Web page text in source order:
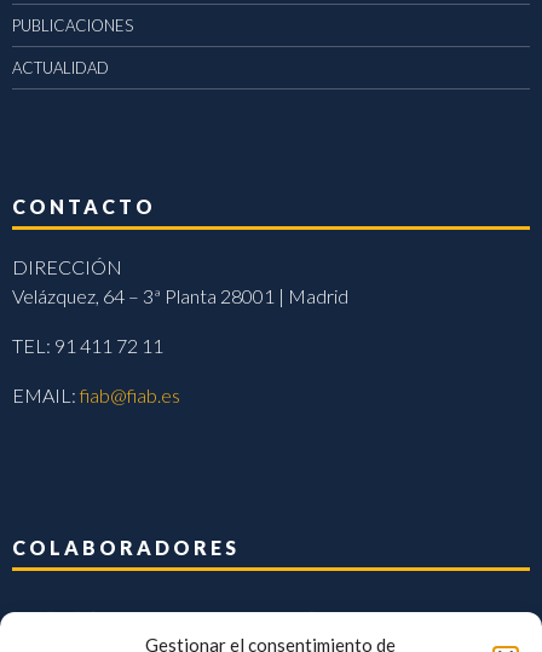
Gestionar el consentimiento de
PUBLICACIONES
ACTUALIDAD
CONTACTO
DIRECCIÓN
Velázquez, 64 – 3ª Planta 28001 | Madrid
TEL: 91 411 72 11
EMAIL:fiab@fiab.es
COLABORADORES